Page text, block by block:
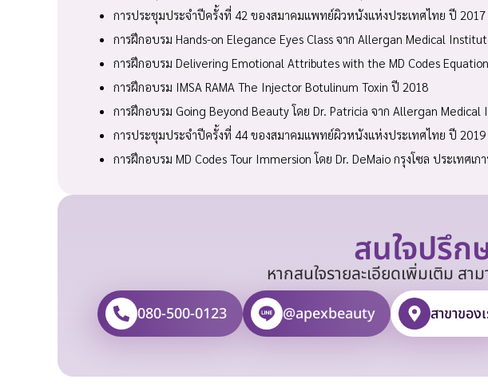
การประชุมประจำปีครั้งที่ 42 ของสมาคมแพทย์ผิวหนังแห่งประเทศไทย ปี 2017
การฝึกอบรม Hands-on Elegance Eyes Class จาก Allergan Medical
การฝึกอบรม Delivering Emotional Attributes with the MD Codes
การฝึกอบรม IMSA RAMA The Injector Botulinum Toxin ปี 2018
การฝึกอบรม Going Beyond Beauty โดย Dr. Patricia จาก Allergan
การประชุมประจำปีครั้งที่ 44 ของสมาคมแพทย์ผิวหนังแห่งประเทศไทย ปี 2019
การฝึกอบรม MD Codes Tour Immersion โดย Dr. DeMaio กรุงโซล ประเทศเก
สนใจปรึก
หากสนใจรายละเอียดเพิ่มเติม ส
080-500-0123 @apexbeauty สาขาของ